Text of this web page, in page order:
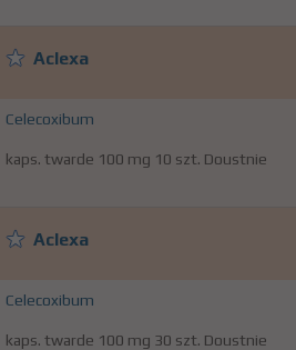
Aclexa
Celecoxibum
kaps. twarde 100 mg 10 szt. Doustnie
Aclexa
Celecoxibum
kaps. twarde 100 mg 30 szt. Doustnie